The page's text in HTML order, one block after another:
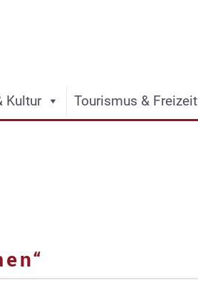
Kultur Tourismus & Freizeit